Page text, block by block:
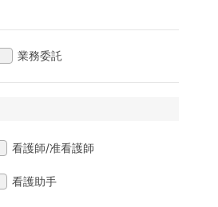
業務委託
看護師/准看護師
看護助手